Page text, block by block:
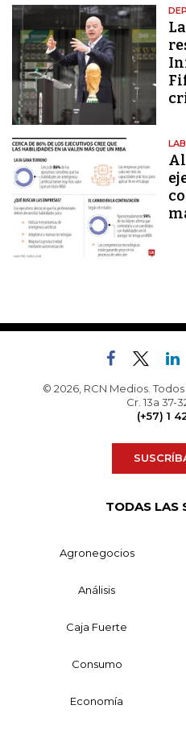
© 2026, RCN Medios.
Cr. 13a 37-
(+57) 1
TODAS LAS
Agronegocios
Análisis
Caja Fuerte
Consumo
Economía